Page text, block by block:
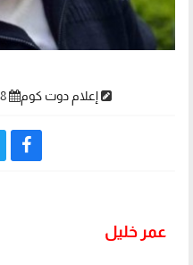
إعلام دوت كوم
عمر خليل